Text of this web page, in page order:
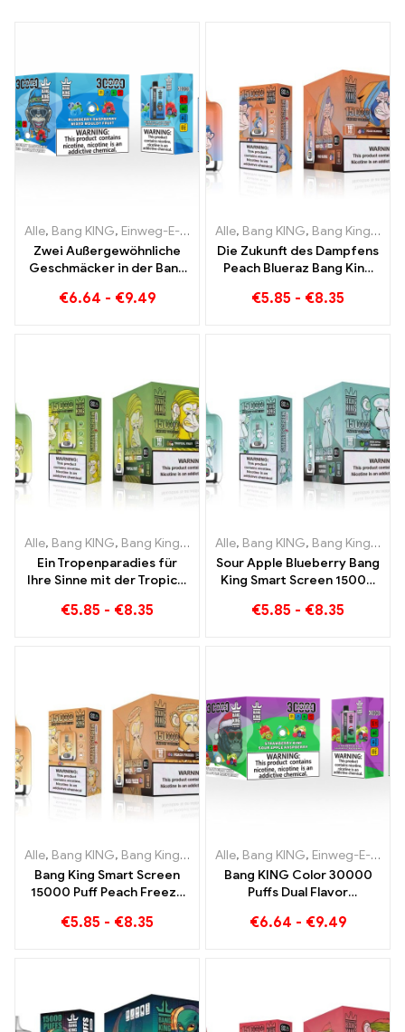
Alle, Bang KING, Einweg-E-Zigaretten Litauen ,Einweg-E-
Zwei Außergewöhnliche
Geschmäcker in der Bang
Zigarette Blueberry
€6.64 - €9.49
Alle, Bang KING, Bang King Smart Screen 15000 Puff
Die Zukunft des Dampfens
Peach Blueraz Bang King
€5.85 - €8.35
Alle, Bang KING, Bang King Smart Screen 15000 Puff ,Einweg-E-
Ein Tropenparadies für
Ihre Sinne mit der Tropical
Screen 15000 Puff
€5.85 - €8.35
Alle, Bang KING, Bang King Smart Screen 15000 Puff
Sour Apple Blueberry Bang
King Smart Screen 15000
Dampferlebnis voller
€5.85 - €8.35
Alle, Bang KING, Bang King Smart Screen 15000 Puff ,Einweg-E-
Bang King Smart Screen
15000 Puff Peach Freeze
€5.85 - €8.35
Alle, Bang KING, Einweg-E-Zigaretten Litauen
Bang KING Color 30000
Puffs Dual Flavor
Strawberry Kiwi und Sour
€6.64 - €9.49